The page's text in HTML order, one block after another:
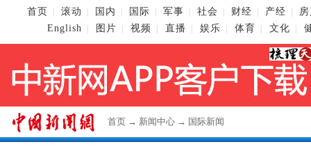
首页 滚动 国内 国际 军事 社会 财经 产经
English
图片 视频 直播 娱乐 体育 文化
首页 → 新闻中心 → 国际新闻